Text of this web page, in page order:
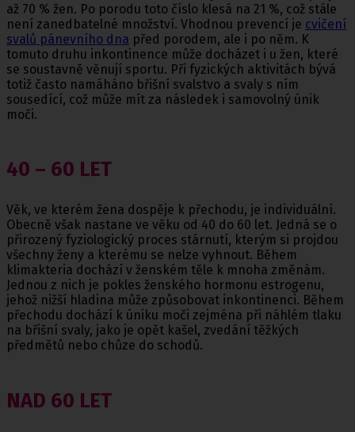
až 70 % žen. Po porodu toto číslo klesá na 21 %, což stále
není zanedbatelné množství. Vhodnou prevencí je cvičení
svalů pánevního dna před porodem, ale i po něm. K
tomuto druhu inkontinence může docházet i u žen, které
se soustavně věnují sportu. Při fyzických aktivitách bývá
totiž často namáháno břišní svalstvo a svaly s ním
sousedící, což může mít za následek i samovolný únik
moči.
40 – 60 LET
Věk, ve kterém žena dospěje k přechodu, je individuální.
Obecně však nastane ve věku od 40 do 60 let. Jedná se o
přirozený fyziologický proces stárnutí, kterým si projdou
všechny ženy a kterému se nelze vyhnout. Během
klimakteria dochází v ženském těle k mnoha změnám.
Jednou z nich je pokles ženského hormonu estrogenu,
jehož nižší hladina může způsobovat inkontinenci. Během
přechodu dochází k úniku moči zejména při náhlém tlaku
na břišní svaly, jako je opět kašel, zvedání těžkých
předmětů nebo chůze do schodů.
NAD 60 LET